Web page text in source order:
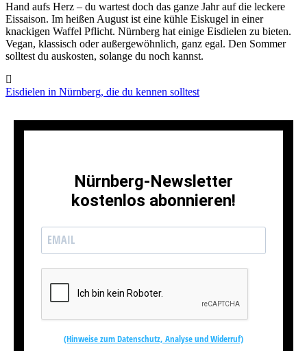
Hand aufs Herz – du wartest doch das ganze Jahr auf die leckere
Eissaison. Im heißen August ist eine kühle Eiskugel in einer
knackigen Waffel Pflicht. Nürnberg hat einige Eisdielen zu bieten.
Vegan, klassisch oder außergewöhnlich, ganz egal. Den Sommer
solltest du auskosten, solange du noch kannst.
Eisdielen in Nürnberg, die du kennen solltest
Nürnberg-Newsletter
kostenlos abonnieren!
(Hinweise zum Datenschutz, Analyse und Widerruf)